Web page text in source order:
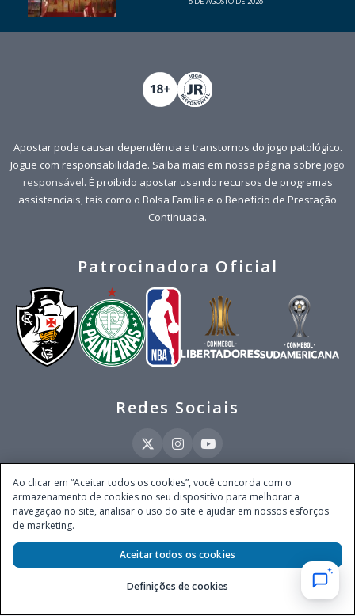
Apostar pode causar dependência e transtornos do jogo patológico.
Jogue com responsabilidade. Saiba mais em nossa página sobre jogo
responsável. É proibido apostar usando recursos de programas
assistenciais, tais como o Bolsa Família e o Benefício de Prestação
Continuada.
Patrocinadora Oficial
Redes Sociais
Este site é operado pela Ventmear Brasil LTDA (CNPJ 52.868.380/0001-84), com
endereço na Avenida Brigadeiro Faria Lima, nº 4.055, 3º andar, Itaim Bibi, no
Município de São Paulo, Estado de São Paulo, CEP 04538-133, Brasil - empresa
autorizada a operar apostas de quota fixa em todo território nacional pela
Secretaria de Prêmios e Apostas do Ministério da Fazenda, conforme Portaria nº
247, de 07.02.2025, publicada no DOU em 11.2.2025.
Ao clicar em “Aceitar todos os cookies”, você concorda com o
armazenamento de cookies no seu dispositivo para melhorar a
navegação no site, analisar o uso do site e ajudar em nossos esforços
de marketing.
Definições de cookies
Aceitar todos os cookies